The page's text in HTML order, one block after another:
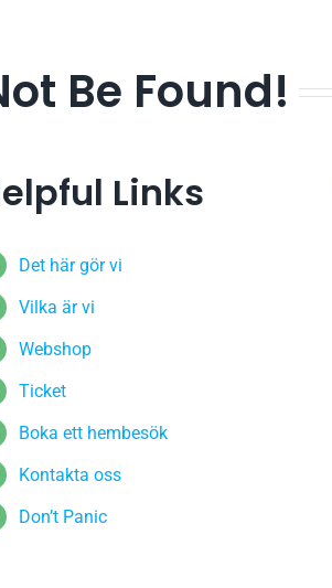
Be Found!
Links
Det här gör vi
Vilka är vi
Webshop
Ticket
Boka ett hembesök
Kontakta oss
Don’t Panic